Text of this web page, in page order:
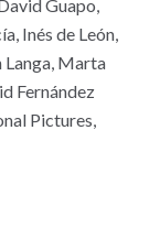
Guapo,
Inés de León,
Langa, Marta
Fernández
Pictures,